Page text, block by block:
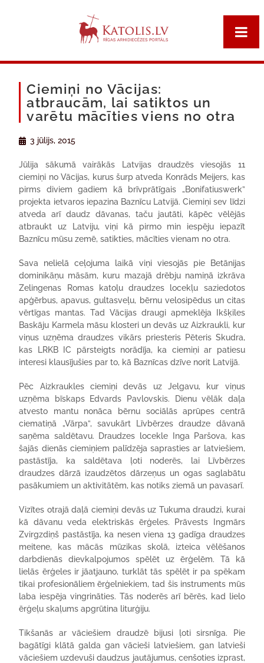
Ciemiņi no Vācijas:
atbraucām, lai satiktos un
varētu mācīties viens no otra
3 jūlijs, 2015
Jūlija sākumā vairākās Latvijas draudzēs viesojās 11
ciemiņi no Vācijas, kurus šurp atveda Konrāds Meijers, kas
pirms diviem gadiem kā brīvprātīgais „Bonifatiuswerk”
projekta ietvaros iepazina Baznīcu Latvijā. Ciemiņi sev līdzi
atveda arī daudz dāvanas, taču jautāti, kāpēc vēlējās
atbraukt uz Latviju, viņi kā pirmo min iespēju iepazīt
Baznīcu mūsu zemē, satikties, mācīties vienam no otra.
Sava nelielā ceļojuma laikā viņi viesojās pie Betānijas
dominikāņu māsām, kuru mazajā drēbju namiņā izkrāva
Zelingenas Romas katoļu draudzes locekļu saziedotos
apģērbus, apavus, gultasveļu, bērnu velosipēdus un citas
vērtīgas mantas. Tad Vācijas draugi apmeklēja Ikšķiles
Baskāju Karmela māsu klosteri un devās uz Aizkraukli, kur
viņus uzņēma draudzes vikārs priesteris Pēteris Skudra,
kas LRKB IC pārsteigts norādīja, ka ciemiņi ar patiesu
interesi klausījušies par to, kā Baznīcas dzīve norit Latvijā.
Pēc Aizkraukles ciemiņi devās uz Jelgavu, kur viņus
uzņēma bīskaps Edvards Pavlovskis. Dienu vēlāk daļa
atvesto mantu nonāca bērnu sociālās aprūpes centrā
ciematiņā „Vārpa”, savukārt Līvbērzes draudze dāvanā
saņēma saldētavu. Draudzes locekle Inga Paršova, kas
šajās dienās ciemiņiem palīdzēja saprasties ar latviešiem,
pastāstīja, ka saldētava ļoti noderēs, lai Līvbērzes
draudzes dārzā izaudzētos dārzeņus un ogas saglabātu
pasākumiem un aktivitātēm, kas notiks ziemā un pavasarī.
Vizītes otrajā daļā ciemiņi devās uz Tukuma draudzi, kurai
kā dāvanu veda elektriskās ērģeles. Prāvests Ingmārs
Zvirgzdiņš pastāstīja, ka nesen viena 13 gadīga draudzes
meitene, kas mācās mūzikas skolā, izteica vēlēšanos
darbdienās dievkalpojumos spēlēt uz ērģelēm. Tā kā
lielās ērģeles ir jāatjauno, turklāt tās spēlēt ir pa spēkam
tikai profesionāliem ērģelniekiem, tad šis instruments mūs
laba iespēja vingrināties. Tās noderēs arī bērēs, kad lielo
ērģeļu skaļums apgrūtina liturģiju.
Tikšanās ar vāciešiem draudzē bijusi ļoti sirsnīga. Pie
bagātīgi klātā galda gan vācieši latviešiem, gan latvieši
vāciešiem uzdevuši daudzus jautājumus, cenšoties izprast,